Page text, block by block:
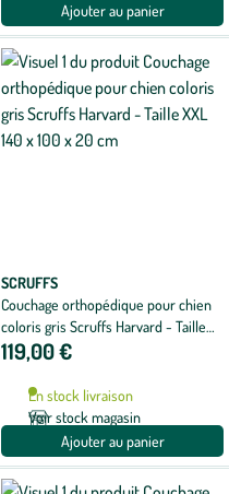
Ajouter au panier
SCRUFFS
Couchage orthopédique pour chien
coloris gris Scruffs Harvard - Taille
XXL 140 x 100 x 20 cm
119,00 €
En stock livraison
Voir stock magasin
Ajouter au panier